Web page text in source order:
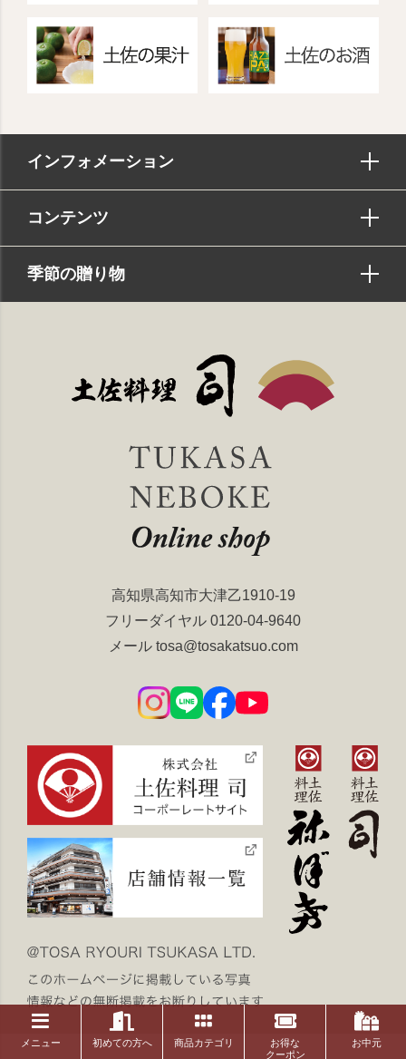
インフォメーション
コンテンツ
季節の贈り物
高知県高知市大津乙1910-19
フリーダイヤル 0120-04-9640
メール tosa@tosakatsuo.com
メニュー 初めての方へ 商品カテゴリ
お得な
クーポン
お中元